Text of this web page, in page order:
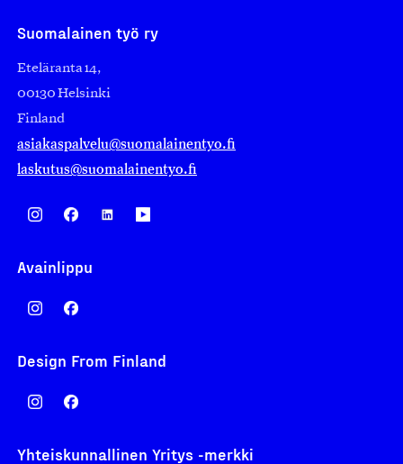
Suomalainen työ ry
Eteläranta 14,
00130 Helsinki
Finland
asiakaspalvelu@suomalainentyo.fi
laskutus@suomalainentyo.fi
Avainlippu
Design From Finland
Yhteiskunnallinen Yritys -merkki